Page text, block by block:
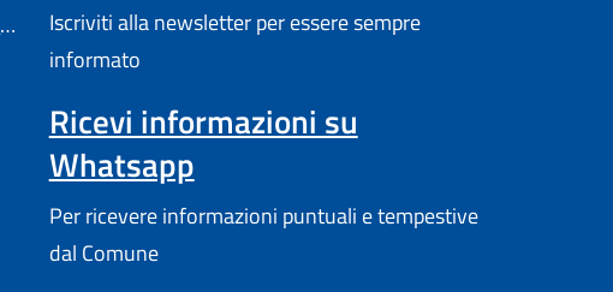
(apre in un'altra scheda).
Iscriviti alla newsletter per essere sempre
informato
Ricevi informazioni su
Whatsapp
Per ricevere informazioni puntuali e tempestive
dal Comune